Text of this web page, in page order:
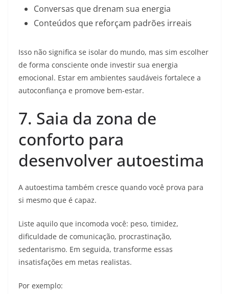
Conversas que drenam sua energia
Conteúdos que reforçam padrões irreais
Isso não significa se isolar do mundo, mas sim escolher
de forma consciente onde investir sua energia
emocional. Estar em ambientes saudáveis fortalece a
autoconfiança e promove bem-estar.
7. Saia da zona de
conforto para
desenvolver autoestima
A autoestima também cresce quando você prova para
si mesmo que é capaz.
Liste aquilo que incomoda você: peso, timidez,
dificuldade de comunicação, procrastinação,
sedentarismo. Em seguida, transforme essas
insatisfações em metas realistas.
Por exemplo: